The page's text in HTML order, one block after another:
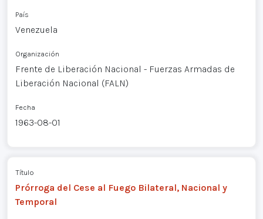
País
Venezuela
Organización
Frente de Liberación Nacional - Fuerzas Armadas de
Liberación Nacional (FALN)
Fecha
1963-08-01
Título
Prórroga del Cese al Fuego Bilateral, Nacional y
Temporal